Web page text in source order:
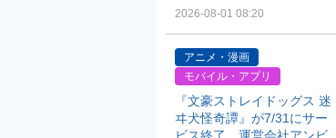
2026-08-01 08:20
アニメ・漫画
モバイル・アプリ
『文豪ストレイドッグス 迷
ヰ犬怪奇譚』が7/31にサー